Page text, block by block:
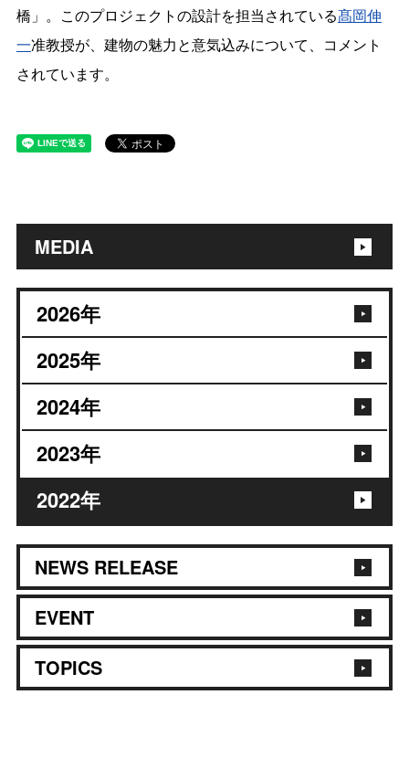
MEDIA
2026年
2025年
2024年
2023年
2022年
NEWS RELEASE
EVENT
TOPICS
橋」。このプロジェクトの設計を担当されている髙岡伸
一准教授が、建物の魅力と意気込みについて、コメント
されています。